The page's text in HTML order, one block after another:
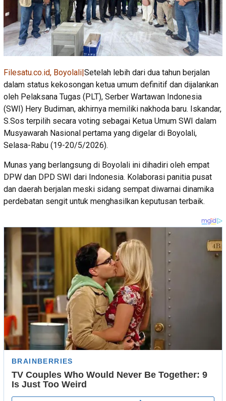
Filesatu.co.id, Boyolali|Setelah lebih dari dua tahun berjalan
dalam status kekosongan ketua umum definitif dan dijalankan
oleh Pelaksana Tugas (PLT), Serber Wartawan Indonesia
(SWI) Hery Budiman, akhirnya memiliki nakhoda baru. Iskandar,
S.Sos terpilih secara voting sebagai Ketua Umum SWI dalam
Musyawarah Nasional pertama yang digelar di Boyolali,
Selasa-Rabu (19-20/5/2026).
Munas yang berlangsung di Boyolali ini dihadiri oleh empat
DPW dan DPD SWI dari Indonesia. Kolaborasi panitia pusat
dan daerah berjalan meski sidang sempat diwarnai dinamika
perdebatan sengit untuk menghasilkan keputusan terbaik.